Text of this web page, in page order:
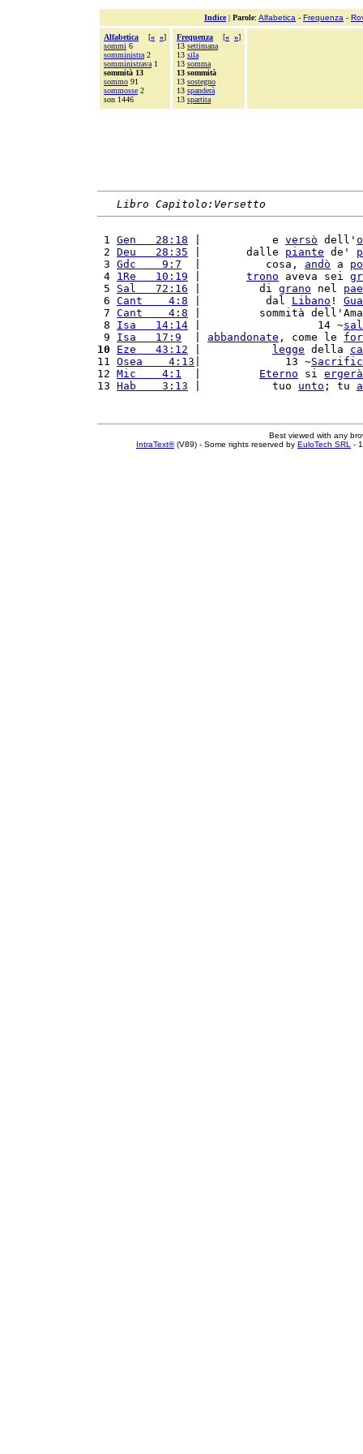
Indice| Parole: Alfabetica - Frequenza -
Alfabetica [« »]
sommi 6
somministra 2
somministrava 1
sommità 13
sommo 91
sommosse 2
son 1446
Frequenza [« »]
13 settimana
13 sila
13 somma
13 sommità
13 sostegno
13 spanderà
13 spartita
Libro Capitolo:Versetto
1 Gen   28:18 |           e versò dell'
2 Deu   28:35 |       dalle piante de'
3 Gdc    9:7
  |          cosa,
andò a
4 1Re   10:19 trono aveva sei
5 Sal   72:16 |         di grano nel
6 Cant    4:8 |          dal Libano !
7 Cant    4:8 |         sommità
8 Isa   14:14 |                  14 ~
9 Isa   17:9 abbandonate , come le
10
Eze   43:12 legge della
11 Osea    4:13 |             13 ~
12 Mic    4:1 Eterno si ergerà
13 Hab    3:13 |           tuo unto ; tu
Best viewed with any
IntraText®(V89) - Some rights reserved by EuloTech SRL -